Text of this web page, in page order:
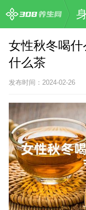
女性秋冬喝
什么茶
发布时间：2024-02-26